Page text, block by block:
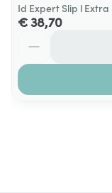
Id Expert Slip l Extra
€ 38,70